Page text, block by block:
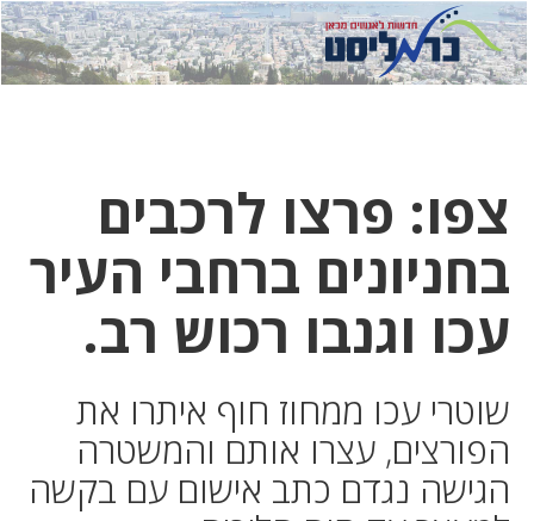
לחץ
כאן
לחץ
כדי
צפו: פרצו לרכבים
בחניונים ברחבי העיר
עכו וגנבו רכוש רב.
שוטרי עכו ממחוז חוף איתרו את
הפורצים, עצרו אותם והמשטרה
הגישה נגדם כתב אישום עם בקשה